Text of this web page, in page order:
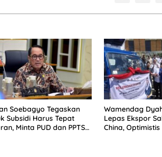
Soebagyo Tegaskan
Subsidi Harus Tepat
Minta PUD dan PPTS
Wamendag
Lepas Ekspor
China,